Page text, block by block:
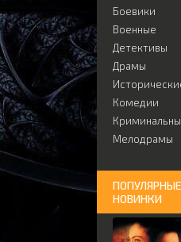
Боевики
Военные
Детективы
Драмы
Комедии
Мелодрамы
НОВИНКИ